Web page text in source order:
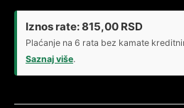
Lite
Iznos rate:815,00 RSD
Plaćanje na 6 rata bez kamate
Saznaj više.